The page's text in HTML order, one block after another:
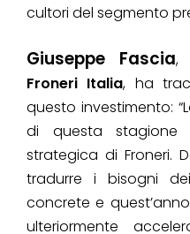
cultori del segmento
Giuseppe Fascia,
Froneri Italia, ha
questo investimento:
di questa stagione
strategica di Froneri.
tradurre i bisogni
concrete e
ulteriormente